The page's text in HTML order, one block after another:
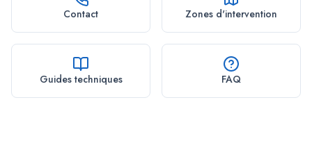
Contact Zones d'intervention
Guides techniques FAQ